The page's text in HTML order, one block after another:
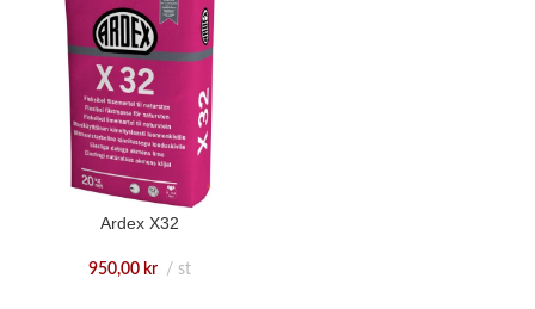
Ardex X32
950,00 kr st